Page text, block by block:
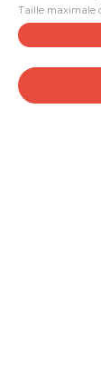
Taille maximale